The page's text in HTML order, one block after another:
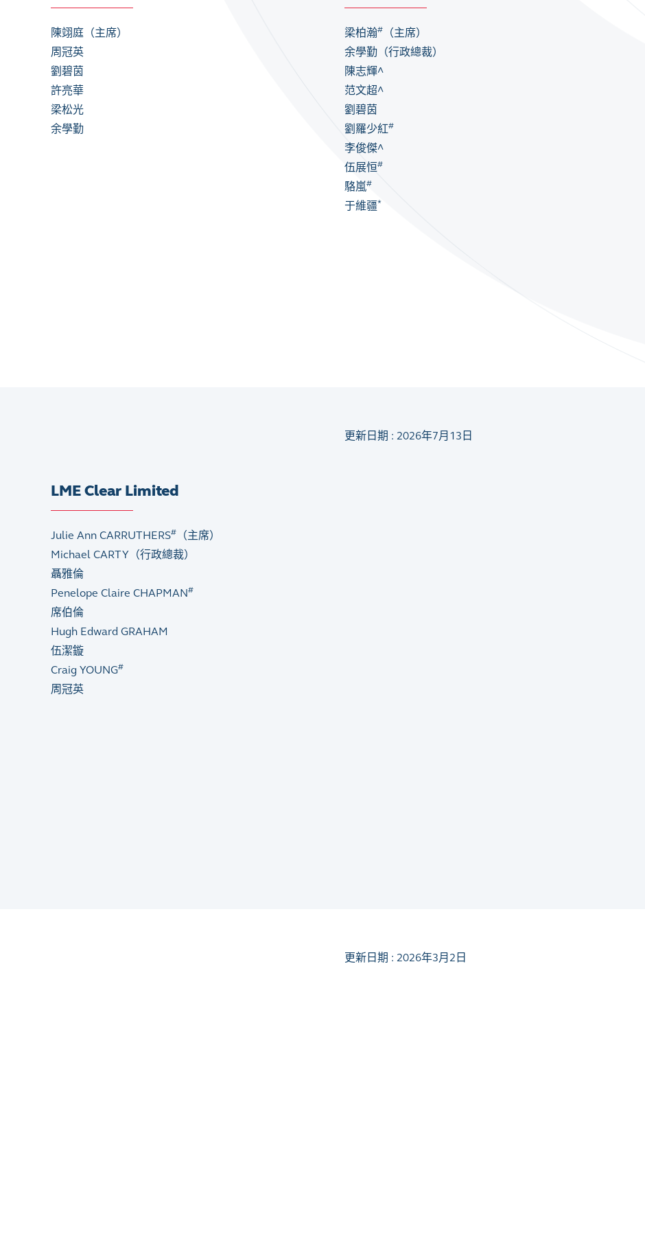
陳翊庭（主席）
周冠英
劉碧茵
許亮華
梁松光
余學勤
梁柏瀚#（主席）
余學勤（行政總裁）
陳志輝^
范文超^
劉碧茵
劉羅少紅#
李俊傑^
伍展恒#
駱嵐#
于維疆*
更新日期 : 2026年7月13日
LME Clear Limited
Julie Ann CARRUTHERS#（主席）
Michael CARTY（行政總裁）
聶雅倫
Penelope Claire CHAPMAN#
席伯倫
Hugh Edward GRAHAM
伍潔鏇
Craig YOUNG#
周冠英
更新日期 : 2026年3月2日